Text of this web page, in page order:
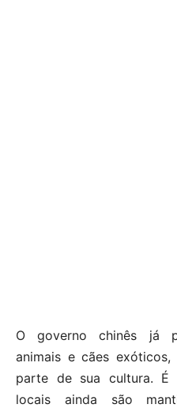
O governo chinês já
animais e cães
parte de sua cultura. É
locais ainda são